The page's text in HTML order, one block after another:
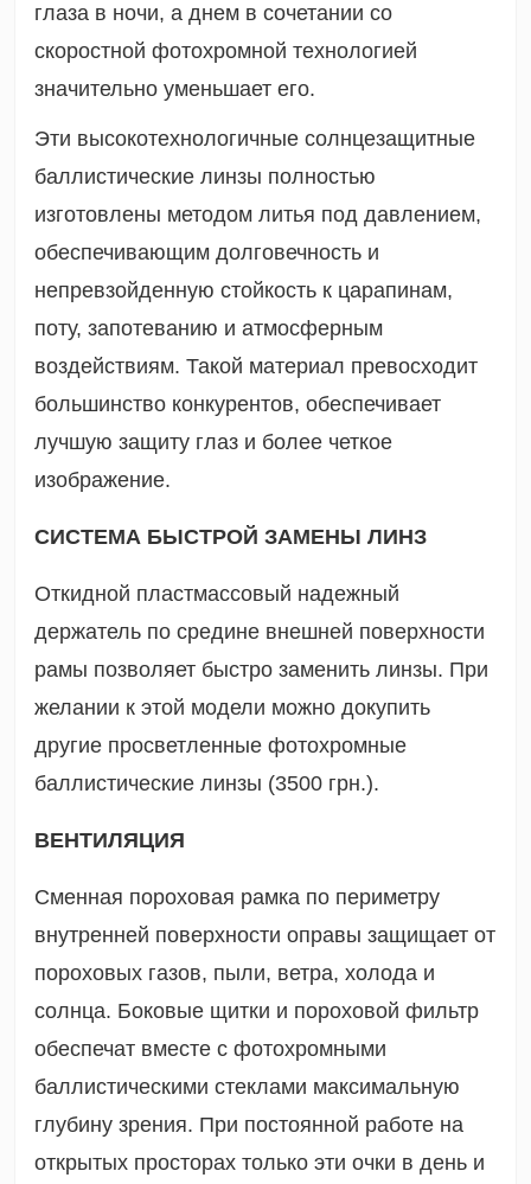
глаза в ночи, а днем в сочетании со
скоростной фотохромной технологией
значительно уменьшает его.
Эти высокотехнологичные солнцезащитные
баллистические линзы полностью
изготовлены методом литья под давлением,
обеспечивающим долговечность и
непревзойденную стойкость к царапинам,
поту, запотеванию и атмосферным
воздействиям. Такой материал превосходит
большинство конкурентов, обеспечивает
лучшую защиту глаз и более четкое
изображение.
СИСТЕМА БЫСТРОЙ ЗАМЕНЫ ЛИНЗ
Откидной пластмассовый надежный
держатель по средине внешней поверхности
рамы позволяет быстро заменить линзы. При
желании к этой модели можно докупить
другие просветленные фотохромные
баллистические линзы (3500 грн.).
ВЕНТИЛЯЦИЯ
Сменная пороховая рамка по периметру
внутренней поверхности оправы защищает от
пороховых газов, пыли, ветра, холода и
солнца. Боковые щитки и пороховой фильтр
обеспечат вместе с фотохромными
баллистическими стеклами максимальную
глубину зрения. При постоянной работе на
открытых просторах только эти очки в день и